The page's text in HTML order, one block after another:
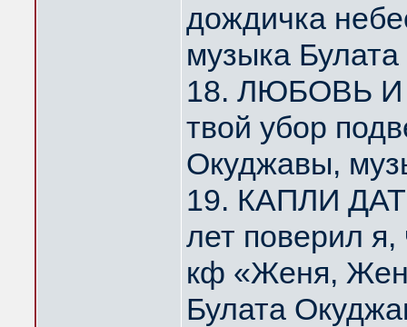
дождичка
музыка
18. ЛЮБОВЬ И
твой убор
Окуджавы,
19. КАПЛИ
лет поверил
кф «Женя,
Булата